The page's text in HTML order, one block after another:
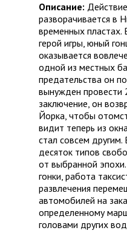
Описание:
разворачивается в
временных пластах.
герой игры, юный
оказывается
одной из местных
предательства он
вынужден провести
заключение, он
Йорка, чтобы
видит теперь из
стал совсем другим.
десяток типов
от выбранной
гонки, работа
развлечения
автомобилей на
определенному
головами других